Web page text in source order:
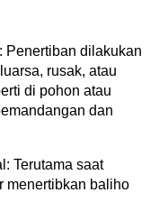
Penertiban dilakukan
rusak, atau
di pohon atau
dan
Terutama saat
menertibkan baliho